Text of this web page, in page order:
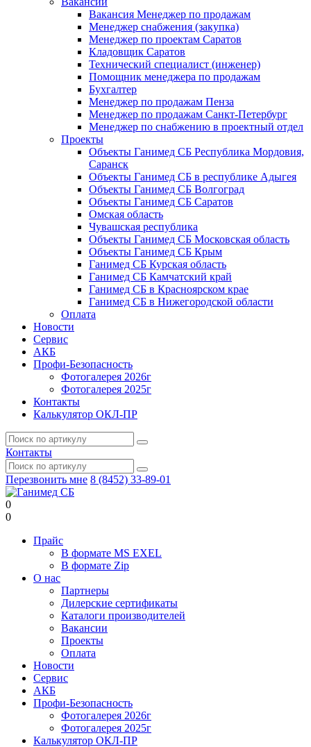
Вакансия Менеджер по продажам
Менеджер снабжения (закупка)
Менеджер по проектам Саратов
Кладовщик Саратов
Технический специалист (инженер)
Помощник менеджера по продажам
Бухгалтер
Менеджер по продажам Пенза
Менеджер по продажам Санкт-Петербург
Менеджер по снабжению в проектный отдел
Проекты
Объекты Ганимед СБ Республика Мордовия,
Саранск
Объекты Ганимед СБ в республике Адыгея
Объекты Ганимед СБ Волгоград
Объекты Ганимед СБ Саратов
Омская область
Чувашская республика
Объекты Ганимед СБ Московская область
Объекты Ганимед СБ Крым
Ганимед СБ Курская область
Ганимед СБ Камчатский край
Ганимед СБ в Красноярском крае
Ганимед СБ в Нижегородской области
Оплата
Новости
Сервис
АКБ
Профи-Безопасность
Фотогалерея 2026г
Фотогалерея 2025г
Контакты
Калькулятор ОКЛ-ПР
Контакты
Перезвонить мне 8 (8452) 33-89-01
0
0
Прайс
В формате MS EXEL
В формате Zip
О нас
Партнеры
Дилерские сертификаты
Каталоги производителей
Вакансии
Проекты
Оплата
Новости
Сервис
АКБ
Профи-Безопасность
Фотогалерея 2026г
Фотогалерея 2025г
Калькулятор ОКЛ-ПР